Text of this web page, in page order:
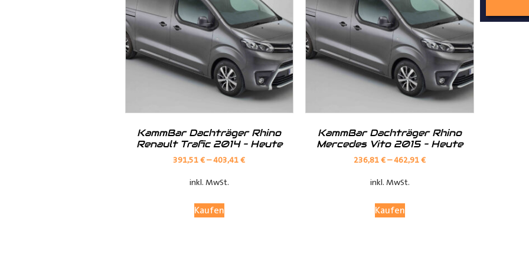
Hilfreiche Montageanleitungen und Tipps finden Sie auch auf unseremYouTube Kanal
Ihr Team vonDer Ausbauer
KammBar Dachträger Rhino
Renault Trafic 2014 – Heute
391,51€–403,41€
inkl. MwSt.
Kaufen
KammBar Dachträger Rhino
Mercedes Vito 2015 – Heute
236,81€–462,91€
inkl. MwSt.
Kaufen